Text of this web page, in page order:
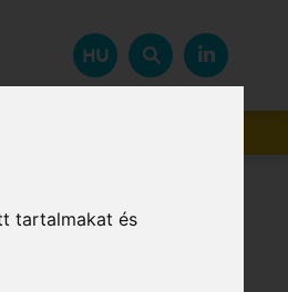
tartalmakat és
HU